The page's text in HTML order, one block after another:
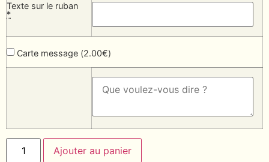
Texte sur le ruban
*
Carte message (2.00€)
Ajouter au panier